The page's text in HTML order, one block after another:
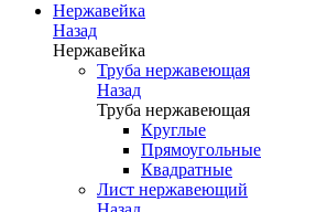
Нержавейка
Назад
Нержавейка
Труба нержавеющая
Назад
Труба нержавеющая
Круглые
Прямоугольные
Квадратные
Лист нержавеющий